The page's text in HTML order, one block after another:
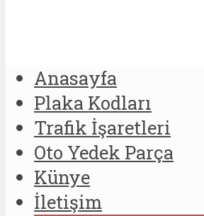
Anasayfa
Plaka Kodları
Trafik İşaretleri
Oto Yedek Parça
Künye
İletişim